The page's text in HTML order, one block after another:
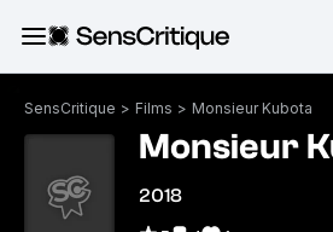
SensCritique > Films > Monsieur Kubota
Monsieur
2018